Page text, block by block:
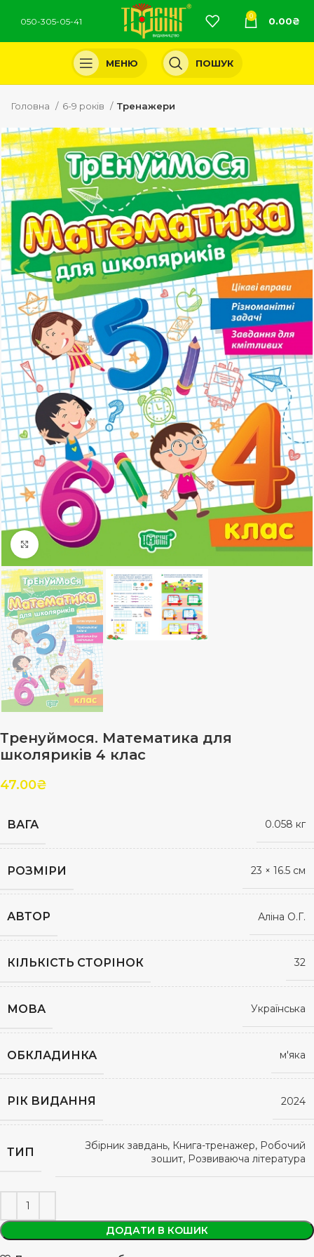
050-305-05-41
0 0.00₴
МЕНЮ ПОШУК
Головна 6-9 років Тренажери
Клацніть, щоб збільшити
Тренуймося. Математика для
школяриків 4 клас
47.00₴
ВАГА 0.058 кг
РОЗМІРИ 23 × 16.5 см
АВТОР Аліна О.Г.
КІЛЬКІСТЬ СТОРІНОК 32
МОВА Українська
ОБКЛАДИНКА м'яка
РІК ВИДАННЯ 2024
ТИП
Збірник завдань, Книга-тренажер, Робочий
зошит, Розвиваюча література
ДОДАТИ В КОШИК